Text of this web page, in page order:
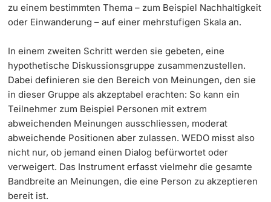
zu einem bestimmten Thema – zum Beispiel Nachhaltigkeit
oder Einwanderung – auf einer mehrstufigen Skala an.
In einem zweiten Schritt werden sie gebeten, eine
hypothetische Diskussionsgruppe zusammenzustellen.
Dabei definieren sie den Bereich von Meinungen, den sie
in dieser Gruppe als akzeptabel erachten: So kann ein
Teilnehmer zum Beispiel Personen mit extrem
abweichenden Meinungen ausschliessen, moderat
abweichende Positionen aber zulassen. WEDO misst also
nicht nur, ob jemand einen Dialog befürwortet oder
verweigert. Das Instrument erfasst vielmehr die gesamte
Bandbreite an Meinungen, die eine Person zu akzeptieren
bereit ist.